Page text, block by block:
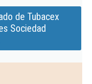
de Tubacex
Sociedad